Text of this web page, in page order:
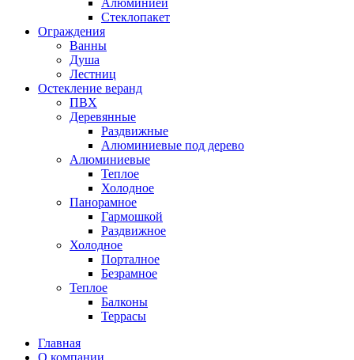
Алюминией
Стеклопакет
Ограждения
Ванны
Душа
Лестниц
Остекление веранд
ПВХ
Деревянные
Раздвижные
Алюминиевые под дерево
Алюминиевые
Теплое
Холодное
Панорамное
Гармошкой
Раздвижное
Холодное
Порталное
Безрамное
Теплое
Балконы
Террасы
Главная
О компании